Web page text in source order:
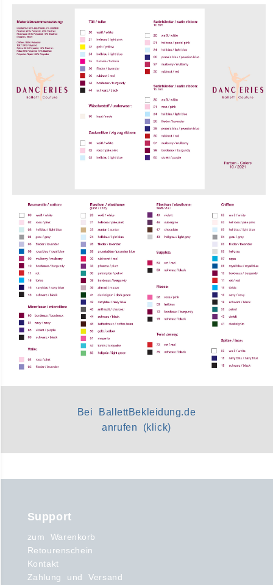
Bei BallettBekleidung.de
anrufen (klick)
Support
zum Warenkorb
Retourenschein
Kontakt
Zahlung und Versand